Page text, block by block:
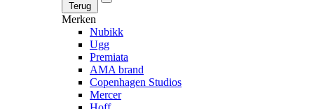
Terug
Merken
Nubikk
Ugg
Premiata
AMA brand
Copenhagen Studios
Mercer